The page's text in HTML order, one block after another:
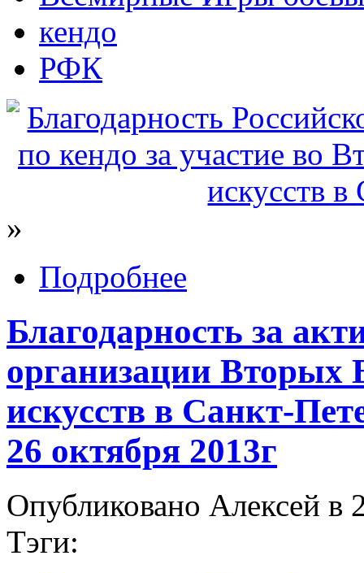
кендо
РФК
»
Подробнее
Благодарность за
организации Вторых
искусств в Санкт-
26 октября 2013г
Опубликовано Алексей в
Тэги: